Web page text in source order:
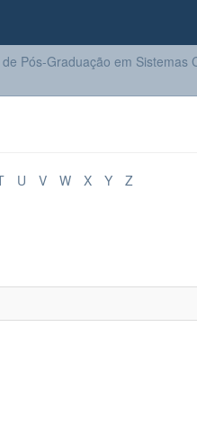
Pós-Graduação em Sistemas
U V W X Y Z